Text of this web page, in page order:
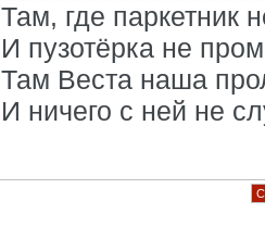
Там, где паркетник
И пузотёрка не
Там Веста наша
И ничего с ней не